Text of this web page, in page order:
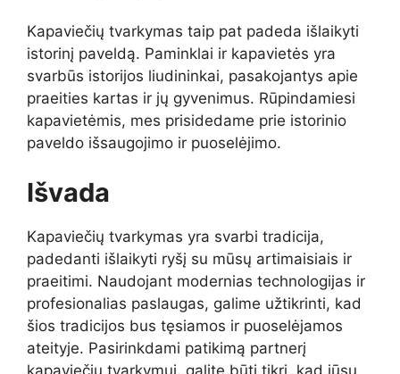
Kapaviečių tvarkymas taip pat padeda išlaikyti
istorinį paveldą. Paminklai ir kapavietės yra
svarbūs istorijos liudininkai, pasakojantys apie
praeities kartas ir jų gyvenimus. Rūpindamiesi
kapavietėmis, mes prisidedame prie istorinio
paveldo išsaugojimo ir puoselėjimo.
Išvada
Kapaviečių tvarkymas yra svarbi tradicija,
padedanti išlaikyti ryšį su mūsų artimaisiais ir
praeitimi. Naudojant modernias technologijas ir
profesionalias paslaugas, galime užtikrinti, kad
šios tradicijos bus tęsiamos ir puoselėjamos
ateityje. Pasirinkdami patikimą partnerį
kapaviečių tvarkymui, galite būti tikri, kad jūsų